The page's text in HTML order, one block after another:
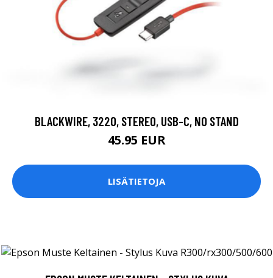
BLACKWIRE, 3220, STEREO, USB-C, NO STAND
45.95 EUR
LISÄTIETOJA